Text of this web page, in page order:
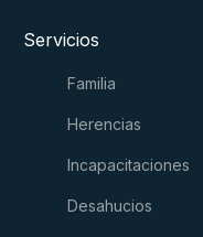
Servicios
Familia
Herencias
Incapacitaciones
Desahucios